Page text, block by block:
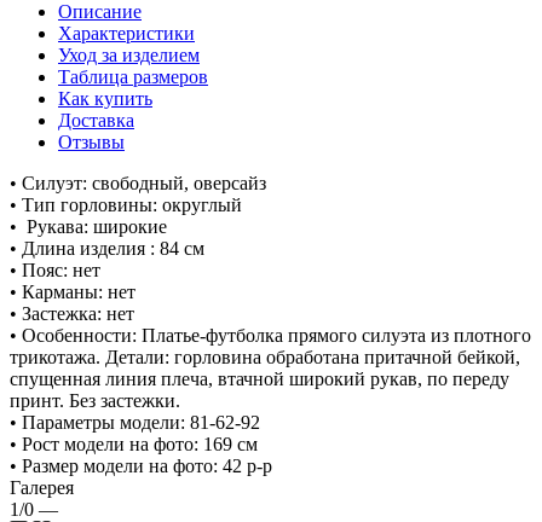
Описание
Характеристики
Уход за изделием
Таблица размеров
Как купить
Доставка
Отзывы
• Силуэт: свободный, оверсайз
• Тип горловины: округлый
• Рукава: широкие
• Длина изделия : 84 см
• Пояс: нет
• Карманы: нет
• Застежка: нет
• Особенности: Платье-футболка прямого силуэта из плотного
трикотажа. Детали: горловина обработана притачной бейкой,
спущенная линия плеча, втачной широкий рукав, по переду
принт. Без застежки.
• Параметры модели: 81-62-92
• Рост модели на фото: 169 см
• Размер модели на фото: 42 р-р
Галерея
1/0 —